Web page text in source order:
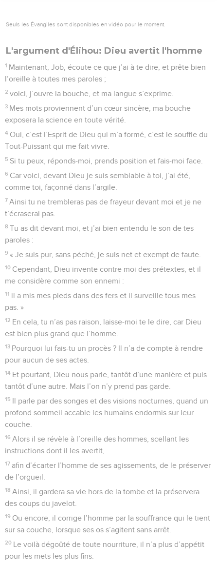
Seuls les Évangiles sont disponibles en vidéo pour le moment.
L'argument d'Élihou: Dieu avertit l'homme
1 Maintenant, Job, écoute ce que j’ai à te dire, et prête bien
l’oreille à toutes mes paroles ;
2 voici, j’ouvre la bouche, et ma langue s’exprime.
3 Mes mots proviennent d’un cœur sincère, ma bouche
exposera la science en toute vérité.
4 Oui, c’est l’Esprit de Dieu qui m’a formé, c’est le souffle du
Tout-Puissant qui me fait vivre.
5 Si tu peux, réponds-moi, prends position et fais-moi face.
6 Car voici, devant Dieu je suis semblable à toi, j’ai été,
comme toi, façonné dans l’argile.
7 Ainsi tu ne trembleras pas de frayeur devant moi et je ne
t’écraserai pas.
8 Tu as dit devant moi, et j’ai bien entendu le son de tes
paroles :
9 « Je suis pur, sans péché, je suis net et exempt de faute.
10 Cependant, Dieu invente contre moi des prétextes, et il
me considère comme son ennemi :
11 il a mis mes pieds dans des fers et il surveille tous mes
pas. »
12 En cela, tu n’as pas raison, laisse-moi te le dire, car Dieu
est bien plus grand que l’homme.
13 Pourquoi lui fais-tu un procès ? Il n’a de compte à rendre
pour aucun de ses actes.
14 Et pourtant, Dieu nous parle, tantôt d’une manière et puis
tantôt d’une autre. Mais l’on n’y prend pas garde.
15 Il parle par des songes et des visions nocturnes, quand un
profond sommeil accable les humains endormis sur leur
couche.
16 Alors il se révèle à l’oreille des hommes, scellant les
instructions dont il les avertit,
17 afin d’écarter l’homme de ses agissements, de le préserver
de l’orgueil.
18 Ainsi, il gardera sa vie hors de la tombe et la préservera
des coups du javelot.
19 Ou encore, il corrige l’homme par la souffrance qui le tient
sur sa couche, lorsque ses os s’agitent sans arrêt.
20 Le voilà dégoûté de toute nourriture, il n’a plus d’appétit
pour les mets les plus fins.